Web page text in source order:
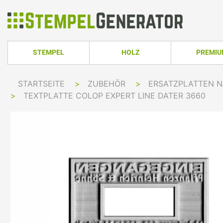
STEMPEL
TRODAT PRINTY LINE
TRODAT PROFESSIONAL LINE
TRODAT PROFESSIONAL DATER
PRINTY Z. SELBER SETZEN
COLOP PRINTER
COLOP POCKET
COLOP STAMP
COLOP CLASSIC
COLOP CLASSIC
HOLZ
HOLZSTEMPEL RUND TRODAT
STARTSEITE > ZUBEHÖR > ERSATZPLATTEN
>
TEXTPLATTE COLOP EXPERT LINE DATER 3660